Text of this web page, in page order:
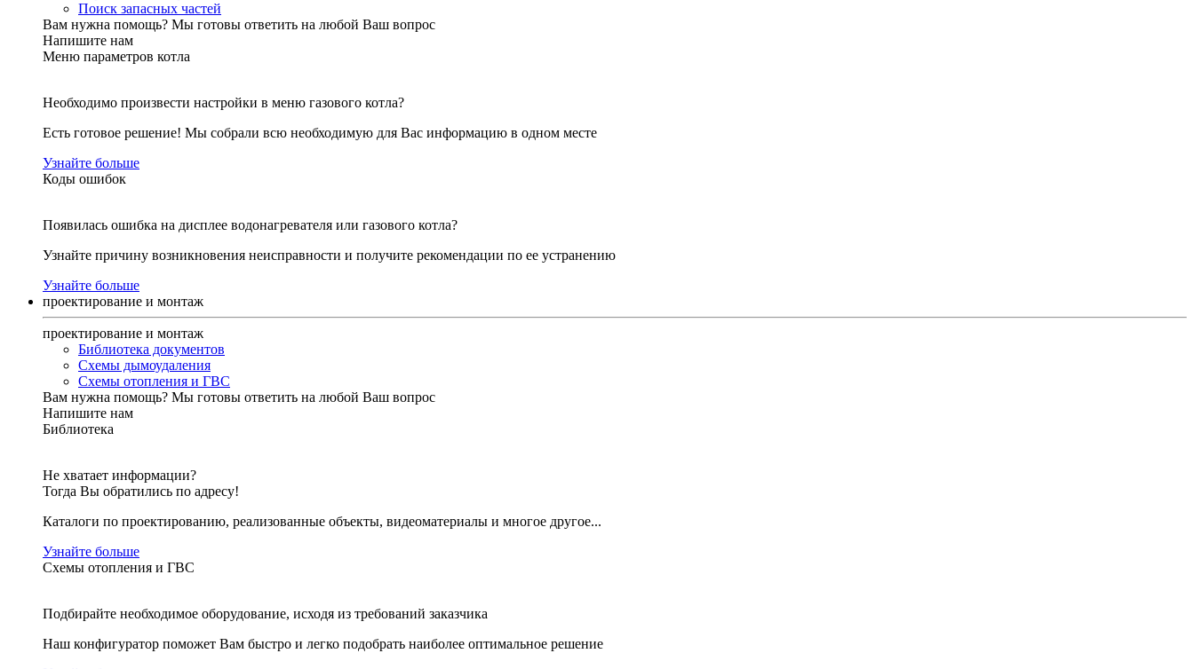
Поиск запасных частей
Вам нужна помощь? Мы готовы ответить на любой Ваш вопрос
Напишите нам
Меню параметров котла
Необходимо произвести настройки в меню газового котла?
Есть готовое решение! Мы собрали всю необходимую для Вас информацию в одном месте
Узнайте больше
Коды ошибок
Появилась ошибка на дисплее водонагревателя или газового котла?
Узнайте причину возникновения неисправности и получите рекомендации по ее устранению
Узнайте больше
проектирование и монтаж
проектирование и монтаж
Библиотека документов
Схемы дымоудаления
Схемы отопления и ГВС
Вам нужна помощь? Мы готовы ответить на любой Ваш вопрос
Напишите нам
Библиотека
Не хватает информации?
Тогда Вы обратились по адресу!
Каталоги по проектированию, реализованные объекты, видеоматериалы и многое другое...
Узнайте больше
Схемы отопления и ГВС
Подбирайте необходимое оборудование, исходя из требований заказчика
Наш конфигуратор поможет Вам быстро и легко подобрать наиболее оптимальное решение